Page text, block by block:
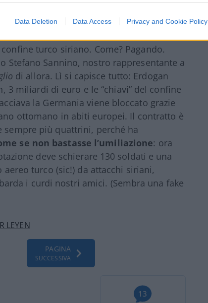
Data Deletion Data Access Privacy and Cookie Policy
è protetta”). Stanno per collassare,
turco siriano. Come? Pagando.
Stefano Sannino, nostro rappresentante a
di allora. Lì si capisce tutto: Erdogan
3 miliardi di euro e le “chiavi” del confine
la Germania viene bloccato grazie
ottomano in abiti europei. Il contratto è
sempre più quattrini, perché ha
se non bastasse l’umiliazione: ora
deve schierare 130 soldati e una
turco (sic!) da attacchi siriani,
i curdi nostri amici. (Sembra una fake
LEYEN
PAGINA
SUCCESSIVA
13